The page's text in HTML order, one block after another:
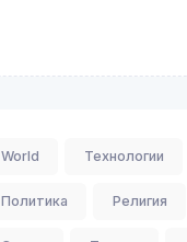
World Технологии
Политика Религия